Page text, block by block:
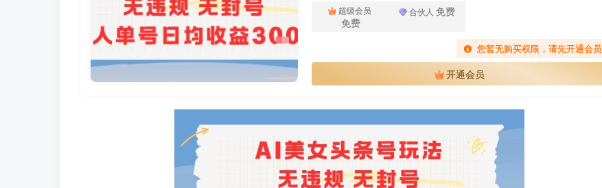
超级会员
免费
合伙人 免费
您暂无购买权限，请先开通会员
开通会员